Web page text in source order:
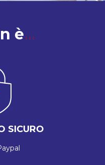
è
SICURO